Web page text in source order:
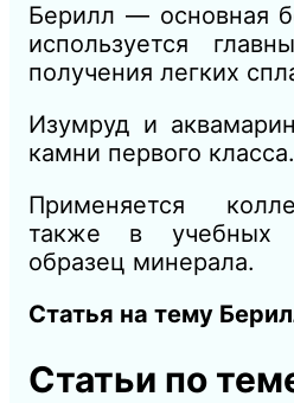
Берилл — основная
используется
получения легких
Изумруд и
камни первого класса.
Применяется
также в учебных
образец минерала.
Статья на тему
Статьи по